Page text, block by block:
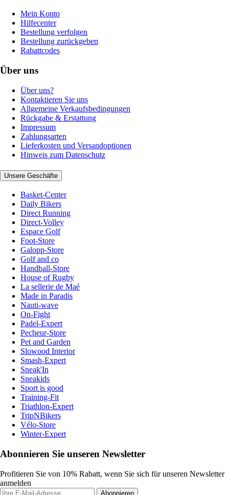
Mein Konto
Hilfecenter
Bestellung verfolgen
Bestellung zurückgeben
Rabattcodes
Über uns
Über uns?
Kontaktieren Sie uns
Allgemeine Verkaufsbedingungen
Rückgabe & Erstattung
Impressum
Zahlungsarten
Lieferkosten und Versandoptionen
Hinweis zum Datenschutz
Unsere Geschäfte
Basket-Center
Daily Bikers
Direct Running
Direct-Volley
Espace Golf
Foot-Store
Galopp-Store
Golf and co
Handball-Store
House of Rugby
La sellerie de Maé
Made in Paradis
Nauti-wave
On-Fight
Padel-Expert
Pecheur-Store
Pet and Garden
Slowood Interior
Smash-Expert
Sneak'In
Sneakids
Sport is good
Training-Fit
Triathlon-Expert
TripNBikers
Vélo-Store
Winter-Expert
Abonnieren Sie unseren Newsletter
Profitieren Sie von 10% Rabatt, wenn Sie sich für unseren Newsletter
anmelden
Abonnieren